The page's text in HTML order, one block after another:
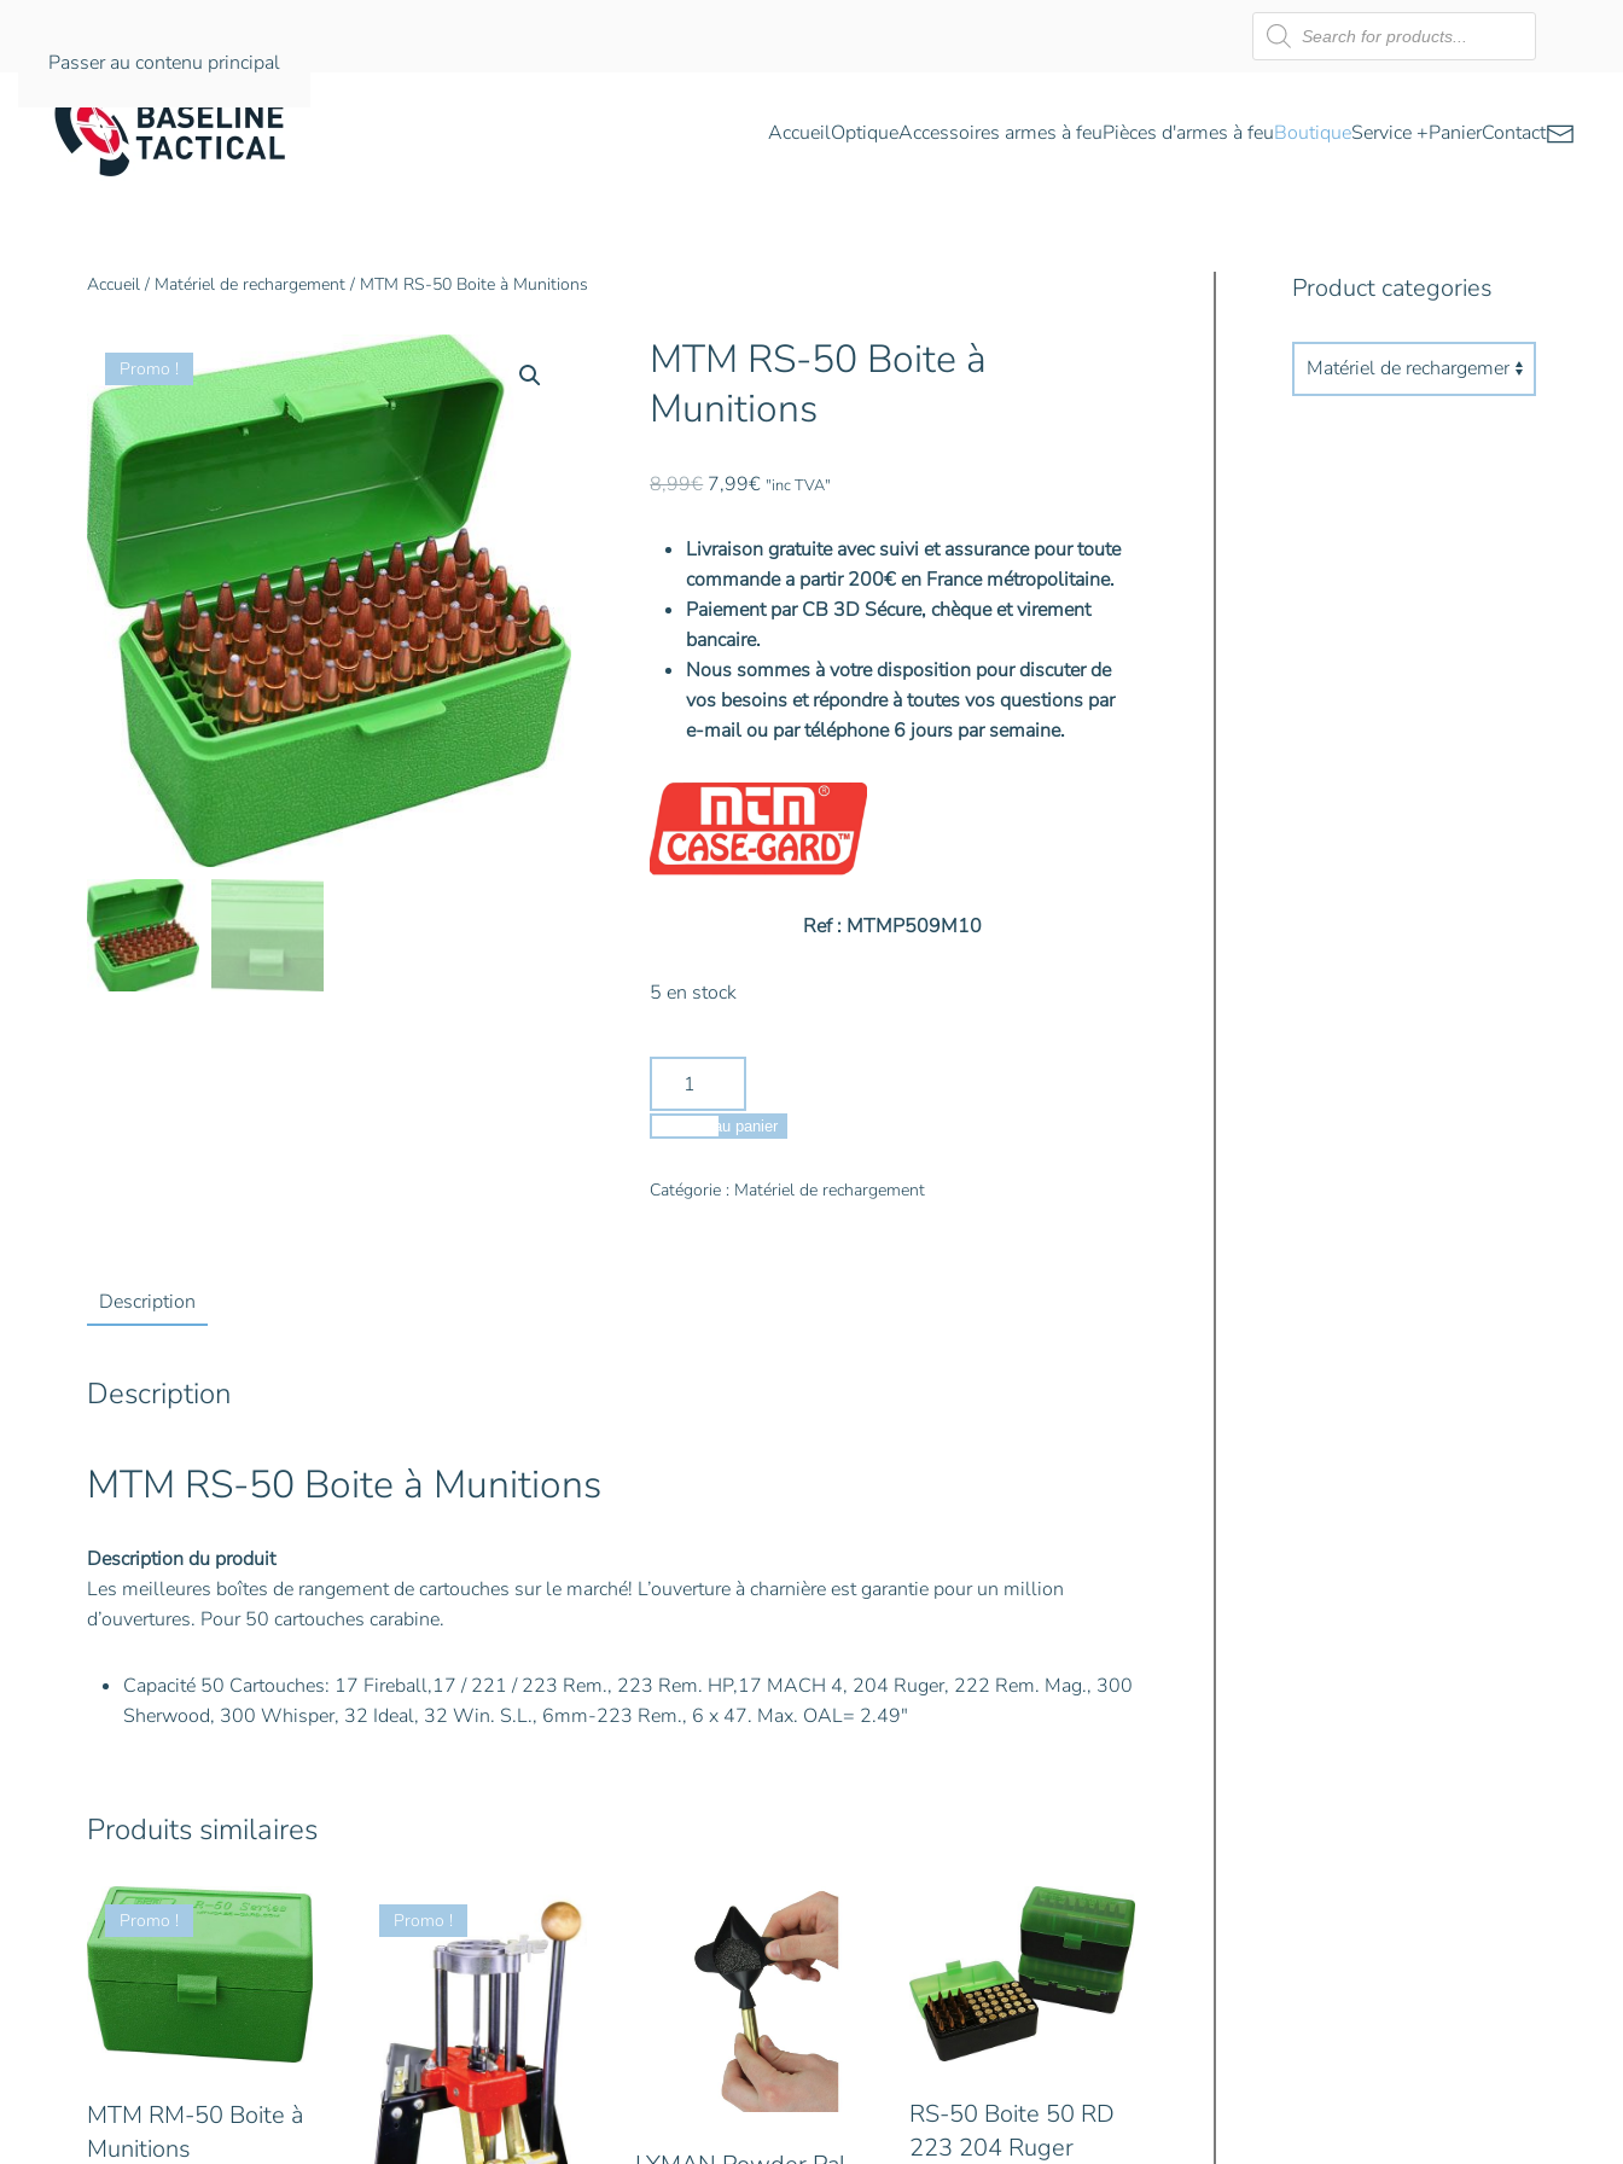
Passer au contenu principal
Recherche
de
produits
AccueilOptiqueAccessoires armes à feuPièces d'armes à feuBoutiqueService +PanierContact
Accueil / Matériel de rechargement / MTM RS-50 Boite à Munitions
Promo !
MTM RS-50 Boite à
Munitions
8,99€ Le
initial
était :
8,99€.
7,99€Le
actuel
est :
7,99€.
"inc TVA"
Livraison gratuite avec suivi et assurance pour toute
commande a partir 200€ en France métropolitaine.
Paiement par CB 3D Sécure, chèque et virement
bancaire.
Nous sommes à votre disposition pour discuter de
vos besoins et répondre à toutes vos questions par
e-mail ou par téléphone 6 jours par semaine.
Ref : MTMP509M10
5 en stock
quantité
MTM
50
Ajouter au panier
Catégorie : Matériel de rechargement
Description
Description
MTM RS-50 Boite à Munitions
Description du produit
Les meilleures boîtes de rangement de cartouches sur le marché! L’ouverture à charnière est garantie pour un million
d’ouvertures. Pour 50 cartouches carabine.
Capacité 50 Cartouches: 17 Fireball,17 / 221 / 223 Rem., 223 Rem. HP,17 MACH 4, 204 Ruger, 222 Rem. Mag., 300
Sherwood, 300 Whisper, 32 Ideal, 32 Win. S.L., 6mm-223 Rem., 6 x 47. Max. OAL= 2.49″
Produits similaires
Promo !
MTM RM-50 Boite à
Munitions
Promo !
RS-50 Boite 50 RD
223 204 Ruger
Product categories